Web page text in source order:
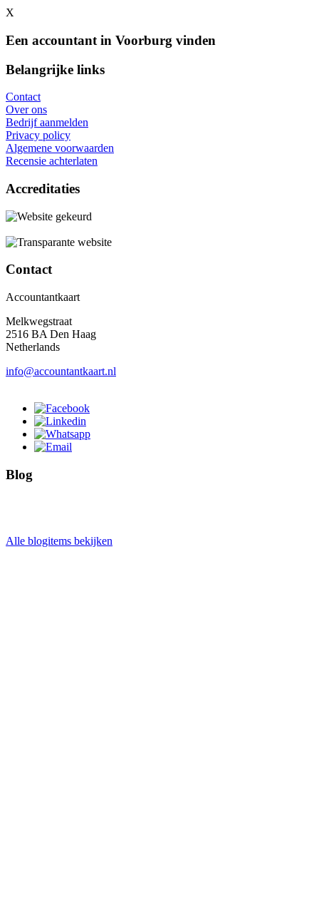
X
Een accountant in Voorburg vinden
Belangrijke links
Contact
Over ons
Bedrijf aanmelden
Privacy policy
Algemene voorwaarden
Recensie achterlaten
Accreditaties
Contact
Accountantkaart
Melkwegstraat
2516 BA Den Haag
Netherlands
info@accountantkaart.nl
Blog
Alle blogitems bekijken